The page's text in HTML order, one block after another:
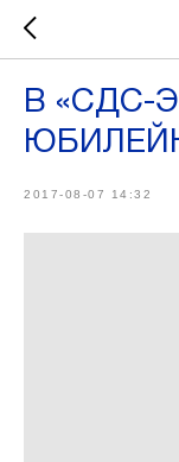
В «СДС-
2017-08-07 14:32